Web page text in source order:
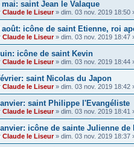
mai: saint Jean le Valaque
Claude le Liseur» dim. 03 nov. 2019 18:50
août: icône de saint Etienne, roi
Claude le Liseur» dim. 03 nov. 2019 18:47
icône de saint Kevin
Claude le Liseur» dim. 03 nov. 2019 18:44
saint Nicolas du Japon
Claude le Liseur» dim. 03 nov. 2019 18:42
saint Philippe l'Evangéliste
Claude le Liseur» dim. 03 nov. 2019 18:41
icône de sainte Julienne de
Claude le Liseur» dim. 03 nov. 2019 18:37